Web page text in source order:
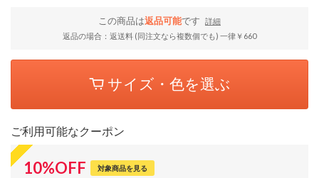
この商品は返品可能です
詳細
返品の場合：返送料 (同注文なら複数個でも) 一律￥660
サイズ・色を選ぶ
ご利用可能なクーポン
10%OFF 対象商品を見る